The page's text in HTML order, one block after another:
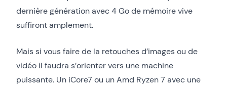
dernière génération avec 4 Go de mémoire vive
suffiront amplement.
Mais si vous faire de la retouches d’images ou de
vidéo il faudra s’orienter vers une machine
puissante. Un iCore7 ou un Amd Ryzen 7 avec une